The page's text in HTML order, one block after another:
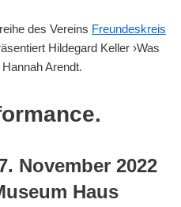
des Vereins Freundeskreis
Hildegard Keller ›Was
Arendt.
November 2022
Haus